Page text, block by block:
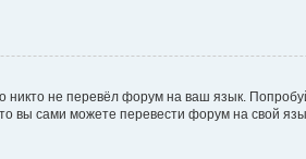
не перевёл форум на ваш язык.
то вы сами можете перевести форум на свой